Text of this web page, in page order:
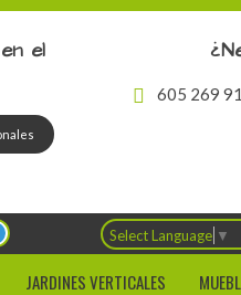
el
605 269
Select Language ▼
JARDINES VERTICALES